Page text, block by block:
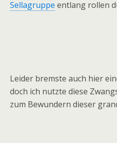
Sellagruppe entlang rollen
Leider bremste auch hier
doch ich nutzte diese
zum Bewundern dieser